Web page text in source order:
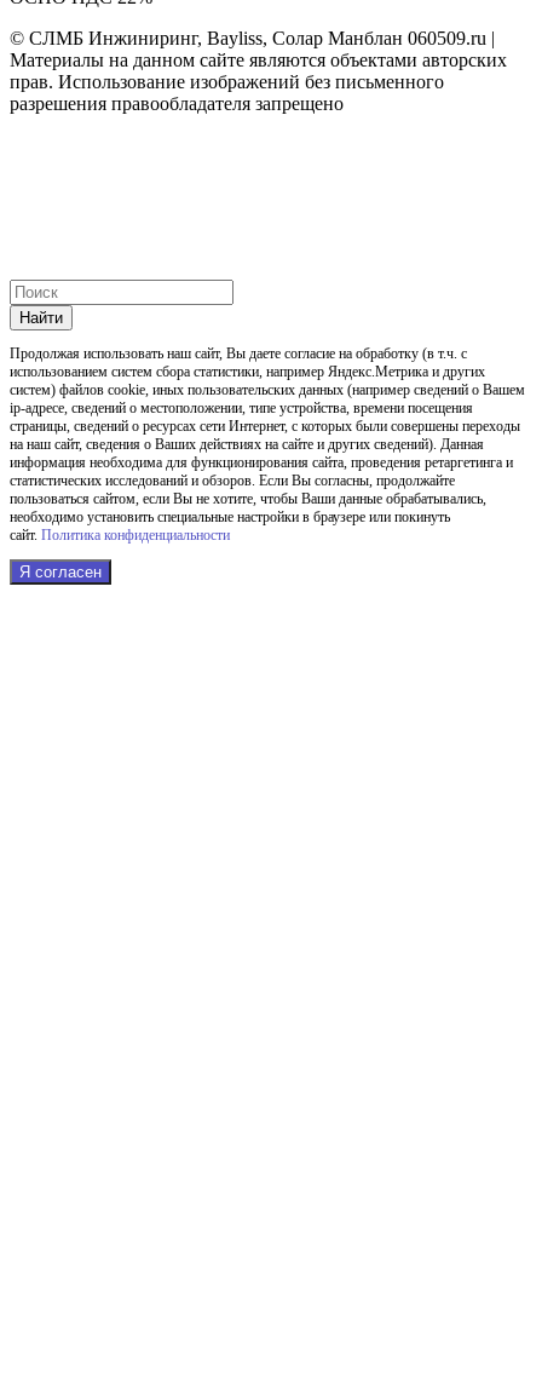
© СЛМБ Инжиниринг, Bayliss, Солар Манблан 060509.ru |
Материалы на данном сайте являются объектами авторских
прав. Использование изображений без письменного
разрешения правообладателя запрещено
Найти
Продолжая использовать наш cайт, Вы даете согласие на обработку (в т.ч. с
использованием систем сбора статистики, например Яндекс.Метрика и других
систем) файлов cookie, иных пользовательских данных (например сведений о Вашем
ip-адресе, сведений о местоположении, типе устройства, времени посещения
страницы, сведений о ресурсах сети Интернет, с которых были совершены переходы
на наш сайт, сведения о Ваших действиях на сайте и других сведений). Данная
информация необходима для функционирования сайта, проведения ретаргетинга и
статистических исследований и обзоров. Если Вы согласны, продолжайте
пользоваться сайтом, если Вы не хотите, чтобы Ваши данные обрабатывались,
необходимо установить специальные настройки в браузере или покинуть
сайт. Политика конфиденциальности
Я согласен